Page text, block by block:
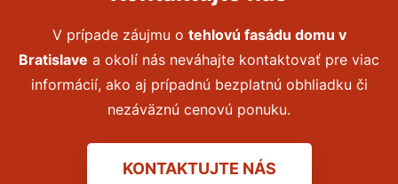
V prípade záujmu o tehlovú fasádu domu v
Bratislave a okolí nás neváhajte kontaktovať pre viac
informácií, ako aj prípadnú bezplatnú obhliadku či
nezáväznú cenovú ponuku.
KONTAKTUJTE NÁS